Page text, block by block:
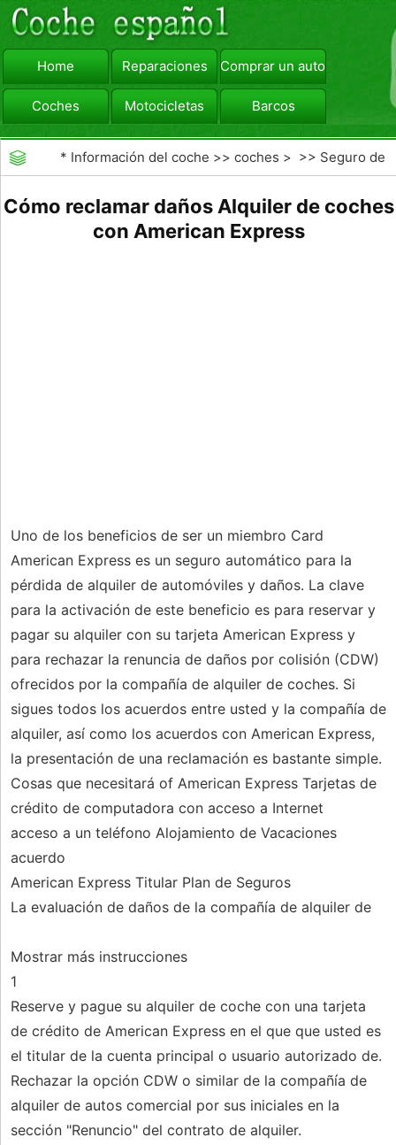
Home Reparaciones Comprar un automóvil
Coches Motocicletas Barcos
viajar Camiones
* Información del coche >>coches > >> Seguro de
Cómo reclamar daños Alquiler de coches
con American Express
Uno de los beneficios de ser un miembro Card
American Express es un seguro automático para la
pérdida de alquiler de automóviles y daños. La clave
para la activación de este beneficio es para reservar y
pagar su alquiler con su tarjeta American Express y
para rechazar la renuncia de daños por colisión (CDW)
ofrecidos por la compañía de alquiler de coches. Si
sigues todos los acuerdos entre usted y la compañía de
alquiler, así como los acuerdos con American Express,
la presentación de una reclamación es bastante simple.
Cosas que necesitará of American Express Tarjetas de
crédito de computadora con acceso a Internet
acceso a un teléfono Alojamiento de Vacaciones
acuerdo
American Express Titular Plan de Seguros
La evaluación de daños de la compañía de alquiler de
Mostrar más instrucciones
1
Reserve y pague su alquiler de coche con una tarjeta
de crédito de American Express en el que que usted es
el titular de la cuenta principal o usuario autorizado de.
Rechazar la opción CDW o similar de la compañía de
alquiler de autos comercial por sus iniciales en la
sección "Renuncio" del contrato de alquiler.